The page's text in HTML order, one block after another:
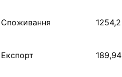
Споживання 1254,2
Експорт 189,94